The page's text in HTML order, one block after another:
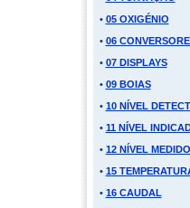
• 05 OXIGÉNIO
• 06
• 07 DISPLAYS
• 09 BOIAS
• 10 NÍVEL
• 11 NÍVEL
• 12 NÍVEL
• 15
• 16 CAUDAL